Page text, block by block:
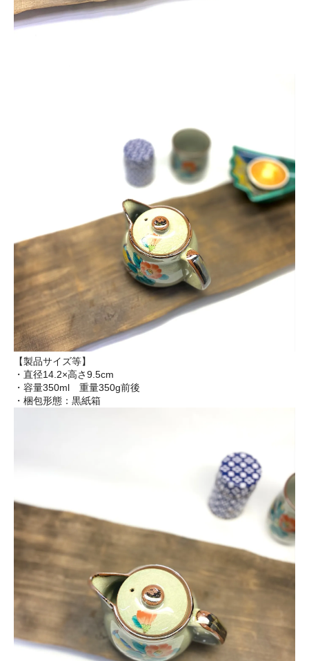
【製品サイズ等】
・直径14.2×高さ9.5cm
・容量350ml 重量350g前後
・梱包形態：黒紙箱